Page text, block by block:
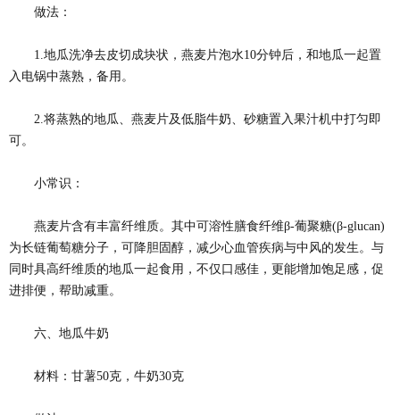
做法：
1.地瓜洗净去皮切成块状，燕麦片泡水10分钟后，和地瓜一起置
入电锅中蒸熟，备用。
2.将蒸熟的地瓜、燕麦片及低脂牛奶、砂糖置入果汁机中打匀即
可。
小常识：
燕麦片含有丰富纤维质。其中可溶性膳食纤维β-葡聚糖(β-glucan)
为长链葡萄糖分子，可降胆固醇，减少心血管疾病与中风的发生。与
同时具高纤维质的地瓜一起食用，不仅口感佳，更能增加饱足感，促
进排便，帮助减重。
六、地瓜牛奶
材料：甘薯50克，牛奶30克